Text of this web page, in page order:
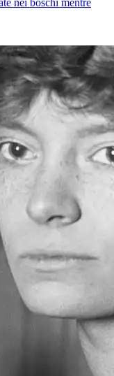
nei boschi mentre